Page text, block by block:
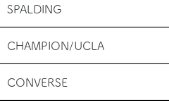
SPALDING
CHAMPION/UCLA
CONVERSE